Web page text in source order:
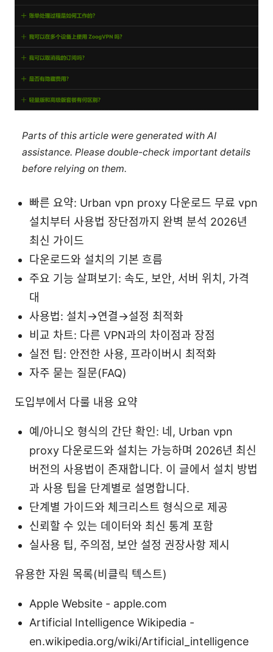
Parts of this article were generated with AI
assistance. Please double-check important details
before relying on them.
빠른 요약: Urban vpn proxy 다운로드 무료 vpn
설치부터 사용법 장단점까지 완벽 분석 2026년
최신 가이드
다운로드와 설치의 기본 흐름
주요 기능 살펴보기: 속도, 보안, 서버 위치, 가격
대
사용법: 설치→연결→설정 최적화
비교 차트: 다른 VPN과의 차이점과 장점
실전 팁: 안전한 사용, 프라이버시 최적화
자주 묻는 질문(FAQ)
도입부에서 다룰 내용 요약
예/아니오 형식의 간단 확인: 네, Urban vpn
proxy 다운로드와 설치는 가능하며 2026년 최신
버전의 사용법이 존재합니다. 이 글에서 설치 방법
과 사용 팁을 단계별로 설명합니다.
단계별 가이드와 체크리스트 형식으로 제공
신뢰할 수 있는 데이터와 최신 통계 포함
실사용 팁, 주의점, 보안 설정 권장사항 제시
유용한 자원 목록(비클릭 텍스트)
Apple Website - apple.com
Artificial Intelligence Wikipedia -
en.wikipedia.org/wiki/Artificial_intelligence